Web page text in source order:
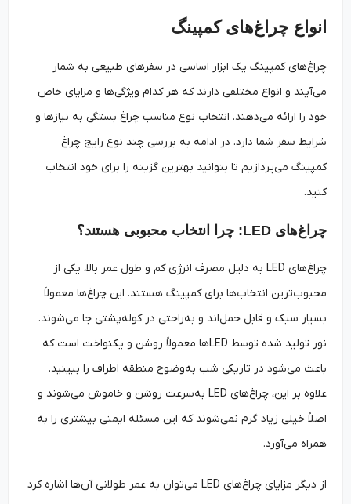
انواع چراغ‌های کمپینگ
چراغ‌های کمپینگ یک ابزار اساسی در سفرهای طبیعی به شمار
می‌آیند و انواع مختلفی دارند که هر کدام ویژگی‌ها و مزایای خاص
خود را ارائه می‌دهند. انتخاب نوع مناسب چراغ بستگی به نیازها و
شرایط سفر شما دارد. در ادامه به بررسی چند نوع رایج چراغ
کمپینگ می‌پردازیم تا بتوانید بهترین گزینه را برای خود انتخاب
کنید.
چراغ‌های LED: چرا انتخاب محبوبی هستند؟
چراغ‌های LED به دلیل مصرف انرژی کم و طول عمر بالا، یکی از
محبوب‌ترین انتخاب‌ها برای کمپینگ هستند. این چراغ‌ها معمولاً
بسیار سبک و قابل حمل‌اند و به‌راحتی در کوله‌پشتی جا می‌شوند.
نور تولید شده توسط LEDها معمولاً روشن و یکنواخت است که
باعث می‌شود در تاریکی شب به‌وضوح منطقه اطراف را ببینید.
علاوه بر این، چراغ‌های LED به‌سرعت روشن و خاموش می‌شوند و
اصلاً خیلی زیاد گرم نمی‌شوند که این مسئله ایمنی بیشتری را به
همراه می‌آورد.
از دیگر مزایای چراغ‌های LED می‌توان به عمر طولانی آن‌ها اشاره کرد